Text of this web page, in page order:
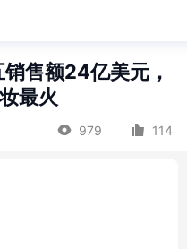
售额24亿美元，
最火
979 114